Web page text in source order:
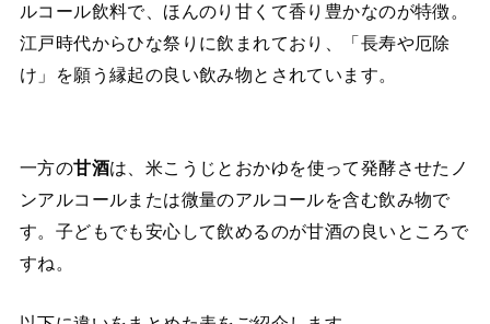
ルコール飲料で、ほんのり甘くて香り豊かなのが特徴。
江戸時代からひな祭りに飲まれており、「長寿や厄除
け」を願う縁起の良い飲み物とされています。
一方の甘酒は、米こうじとおかゆを使って発酵させたノ
ンアルコールまたは微量のアルコールを含む飲み物で
す。子どもでも安心して飲めるのが甘酒の良いところで
すね。